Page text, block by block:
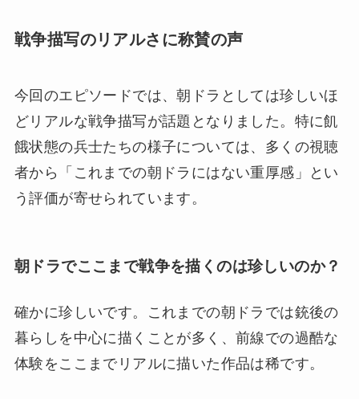
戦争描写のリアルさに称賛の声
今回のエピソードでは、朝ドラとしては珍しいほ
どリアルな戦争描写が話題となりました。特に飢
餓状態の兵士たちの様子については、多くの視聴
者から「これまでの朝ドラにはない重厚感」とい
う評価が寄せられています。
朝ドラでここまで戦争を描くのは珍しいのか？
確かに珍しいです。これまでの朝ドラでは銃後の
暮らしを中心に描くことが多く、前線での過酷な
体験をここまでリアルに描いた作品は稀です。